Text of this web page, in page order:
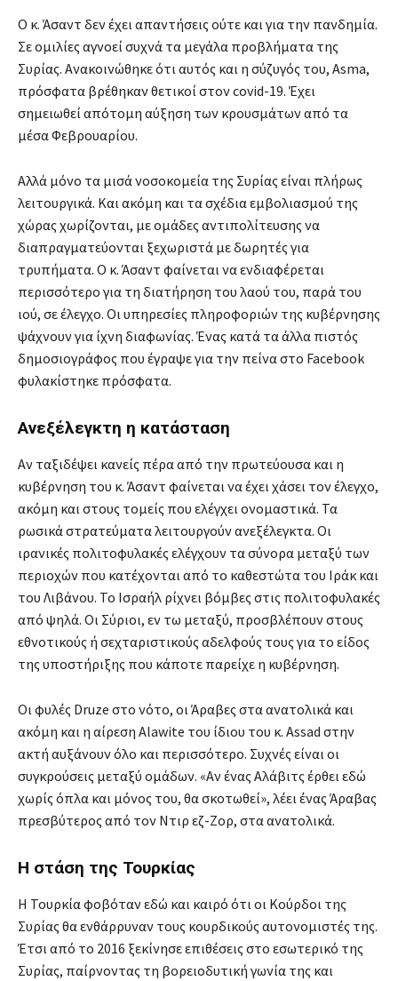
Ο κ. Άσαντ δεν έχει απαντήσεις ούτε και για την πανδημία.
Σε ομιλίες αγνοεί συχνά τα μεγάλα προβλήματα της
Συρίας. Ανακοινώθηκε ότι αυτός και η σύζυγός του, Asma,
πρόσφατα βρέθηκαν θετικοί στον covid-19. Έχει
σημειωθεί απότομη αύξηση των κρουσμάτων από τα
μέσα Φεβρουαρίου.
Αλλά μόνο τα μισά νοσοκομεία της Συρίας είναι πλήρως
λειτουργικά. Και ακόμη και τα σχέδια εμβολιασμού της
χώρας χωρίζονται, με ομάδες αντιπολίτευσης να
διαπραγματεύονται ξεχωριστά με δωρητές για
τρυπήματα. Ο κ. Άσαντ φαίνεται να ενδιαφέρεται
περισσότερο για τη διατήρηση του λαού του, παρά του
ιού, σε έλεγχο. Οι υπηρεσίες πληροφοριών της κυβέρνησης
ψάχνουν για ίχνη διαφωνίας. Ένας κατά τα άλλα πιστός
δημοσιογράφος που έγραψε για την πείνα στο Facebook
φυλακίστηκε πρόσφατα.
Ανεξέλεγκτη η κατάσταση
Αν ταξιδέψει κανείς πέρα ​​από την πρωτεύουσα και η
κυβέρνηση του κ. Άσαντ φαίνεται να έχει χάσει τον έλεγχο,
ακόμη και στους τομείς που ελέγχει ονομαστικά. Τα
ρωσικά στρατεύματα λειτουργούν ανεξέλεγκτα. Οι
ιρανικές πολιτοφυλακές ελέγχουν τα σύνορα μεταξύ των
περιοχών που κατέχονται από το καθεστώτα του Ιράκ και
του Λιβάνου. Το Ισραήλ ρίχνει βόμβες στις πολιτοφυλακές
από ψηλά. Οι Σύριοι, εν τω μεταξύ, προσβλέπουν στους
εθνοτικούς ή σεχταριστικούς αδελφούς τους για το είδος
της υποστήριξης που κάποτε παρείχε η κυβέρνηση.
Οι φυλές Druze στο νότο, οι Άραβες στα ανατολικά και
ακόμη και η αίρεση Alawite του ίδιου του κ. Assad στην
ακτή αυξάνουν όλο και περισσότερο. Συχνές είναι οι
συγκρούσεις μεταξύ ομάδων. «Αν ένας Αλάβιτς έρθει εδώ
χωρίς όπλα και μόνος του, θα σκοτωθεί», λέει ένας Άραβας
πρεσβύτερος από τον Ντιρ εζ-Ζορ, στα ανατολικά.
Η στάση της Τουρκίας
Η Τουρκία φοβόταν εδώ και καιρό ότι οι Κούρδοι της
Συρίας θα ενθάρρυναν τους κουρδικούς αυτονομιστές της.
Έτσι από το 2016 ξεκίνησε επιθέσεις στο εσωτερικό της
Συρίας, παίρνοντας τη βορειοδυτική γωνία της και